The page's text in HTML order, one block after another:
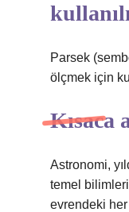
Parsek
ölçmek için
Kısaca
Astronomi,
temel
evrendeki her